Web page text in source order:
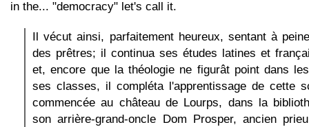
in the... "democracy" let's call it.
Il vécut ainsi, parfaitement heureux, sentant à
des prêtres; il continua ses études latines et
et, encore que la théologie ne figurât point dans
ses classes, il compléta l'apprentissage de cette
commencée au château de Lourps, dans la
son arrière-grand-oncle Dom Prosper, ancien